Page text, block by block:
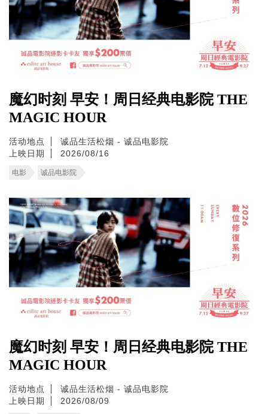
魔幻时刻 早安！周日经典电影院 THE
MAGIC HOUR
活动地点
诚品生活松烟 - 诚品电影院
上映日期
2026/08/16
电影 诚品电影院
魔幻时刻 早安！周日经典电影院 THE
MAGIC HOUR
活动地点
诚品生活松烟 - 诚品电影院
上映日期
2026/08/09